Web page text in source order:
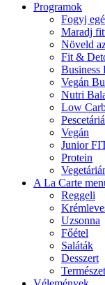
Programok
Fogyj
Maradj
Növeld
Fit &
Business
Vegán
Nutri
Low
Vegán
Junior
Protein
A La Carte
Reggeli
Uzsonna
Főétel
Saláták
Desszert